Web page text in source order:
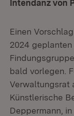
Intendanz von
Einen
2024
bald vorlegen.
Verwaltungsrat
Künstlerische
Deppermann,